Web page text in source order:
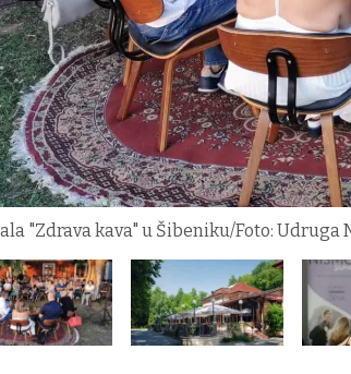
"Zdrava kava" u Šibeniku/Foto: Udruga